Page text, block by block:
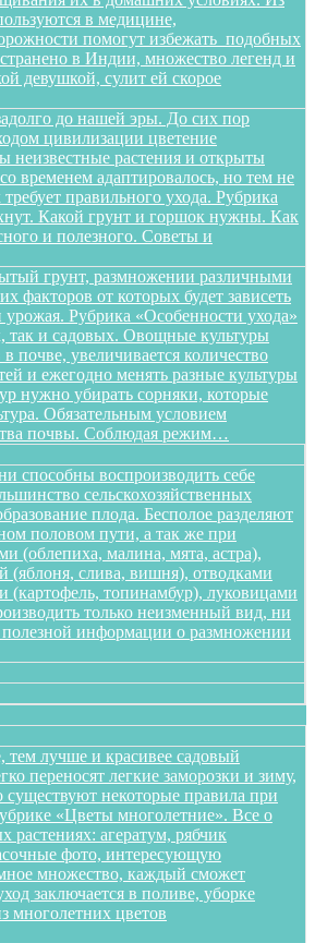
в медицине,
помогут избежать подобных
в Индии, множество легенд и
девушкой, сулит ей скорое
до нашей эры. До сих пор
цивилизации цветение
неизвестные растения и открыты
временем адаптировалось, но тем не
правильного ухода. Рубрика
Какой грунт и горшок нужны. Как
и полезного. Советы и
грунт, размножении различными
факторов от которых будет зависеть
урожая. Рубрика «Особенности ухода»
так и садовых. Овощные культуры
почве, увеличивается количество
и ежегодно менять разные культуры
нужно убирать сорняки, которые
Обязательным условием
почвы. Соблюдая режим…
способны воспроизводить себе
сельскохозяйственных
плода. Бесполое разделяют
половом пути, а так же при
(облепиха, малина, мята, астра),
(яблоня, слива, вишня), отводками
(картофель, топинамбур), луковицами
только неизменный вид, ни
информации о размножении
лучше и красивее садовый
переносят легкие заморозки и зиму,
существуют некоторые правила при
«Цветы многолетние». Все о
агератум, рябчик
фото, интересующую
множество, каждый сможет
заключается в поливе, уборке
многолетних цветов